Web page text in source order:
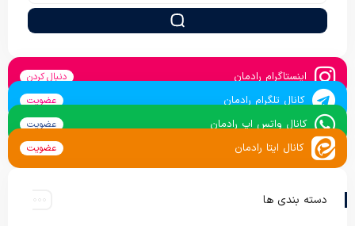
اینستاگرام رادمان دنبال کردن
کانال تلگرام رادمان عضویت
کانال واتس اپ رادمان عضویت
کانال ایتا رادمان عضویت
دسته بندی ها